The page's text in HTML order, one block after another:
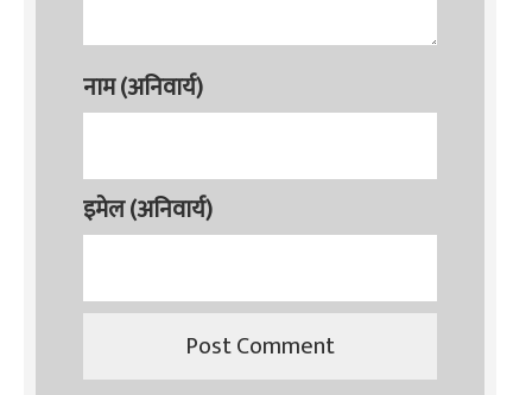
नाम (अनिवार्य)
इमेल (अनिवार्य)